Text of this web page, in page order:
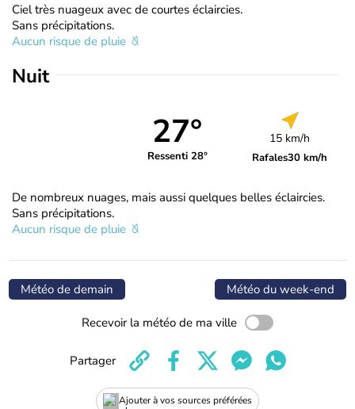
Ciel très nuageux avec de courtes éclaircies.
Sans précipitations.
Aucun risque de pluie
Nuit
27°
Ressenti 28°
15 km/h
Rafales30 km/h
De nombreux nuages, mais aussi quelques belles éclaircies.
Sans précipitations.
Aucun risque de pluie
Météo de demain Météo du week-end
Recevoir la météo de ma ville
Ajouter à vos sources préférées
Partager